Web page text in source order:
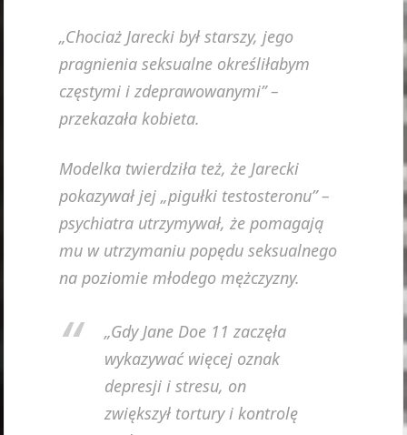
„Chociaż Jarecki był starszy, jego
pragnienia seksualne określiłabym
częstymi i zdeprawowanymi” –
przekazała kobieta.
Modelka twierdziła też, że Jarecki
pokazywał jej „pigułki testosteronu” –
psychiatra utrzymywał, że pomagają
mu w utrzymaniu popędu seksualnego
na poziomie młodego mężczyzny.
„Gdy Jane Doe 11 zaczęła
wykazywać więcej oznak
depresji i stresu, on
zwiększył tortury i kontrolę